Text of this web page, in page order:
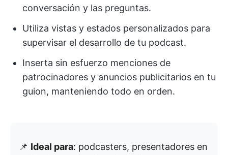
conversación y las preguntas.
Utiliza vistas y estados personalizados para
supervisar el desarrollo de tu podcast.
Inserta sin esfuerzo menciones de
patrocinadores y anuncios publicitarios en tu
guion, manteniendo todo en orden.
📌 Ideal para: podcasters, presentadores en